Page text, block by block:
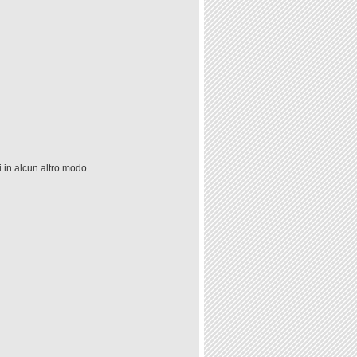
in alcun altro modo